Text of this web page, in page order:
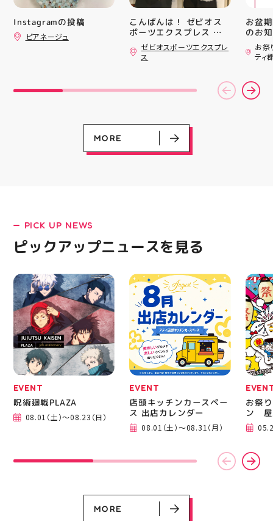
LATEST!
ピックアップニュース
MORE
Instagramの投稿
ピアネージュ
こんばんは！ ゼビオス
ポーツエクスプレス ア
ティ郡山です🦭 ・ ★本
日のラジオ★は アシッ
クスからランニングシュ
6」の紹介でした ・ 特
徴としては ☆軽量かつ
搭載し、推進力を向上さ
せました！
☆ASICSGRIPを前足部に
追加し、グリップ力を向
をカジュアルに走りたい
方や仕事履き、夏のお出
のクッションシューズに
なっています 人気ラン
ニングシューズの最新作
になります！ ・ 気にな
る方は是非、店頭に足を
運んでください！ スポ
ーツナビゲーター一同、
店頭でお待ちしておりま
す(⁠◍⁠•⁠ᴗ⁠•⁠◍⁠)⁠ ・ #ゼビオ
#アティ郡山 #福島美少
女図鑑 #照山楓香
#ASICS
ゼビオスポーツエクスプレ
ス
キャ
#歯の
お盆
のお知らせ
用い
ざい
(水)
いたしま
22:00
はプ
から
━━━━
郡山
BBQ
祭り
手ぶ
み #
ィナ
#夏の
お祭
ティ
MORE
PICK UP NEWS
ピックアップニュースを見る
EVENT
呪術廻戦PLAZA
08.01（土）～08.23（日）
EVENT
店頭キッチンカースペー
ス 出店カレンダー
08.01（土）～08.31（月）
お祭
ン 屋
MORE